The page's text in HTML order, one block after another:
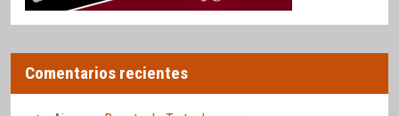
Comentarios recientes